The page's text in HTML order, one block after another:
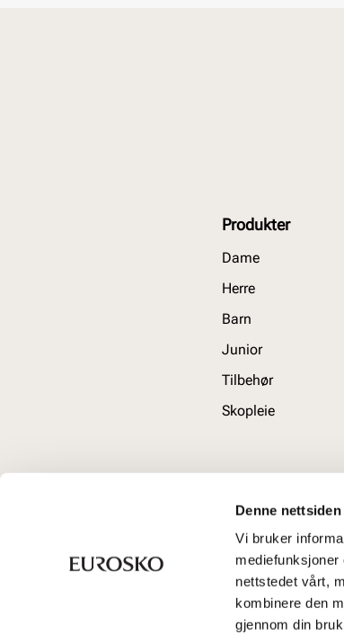
Denne
Vi bruker
nettstedet vårt,
kombinere den
gjennom din
Produkter
Dame
Herre
Barn
Junior
Tilbehør
Skopleie